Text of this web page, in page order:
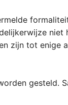
zijn tot enige
gesteld.